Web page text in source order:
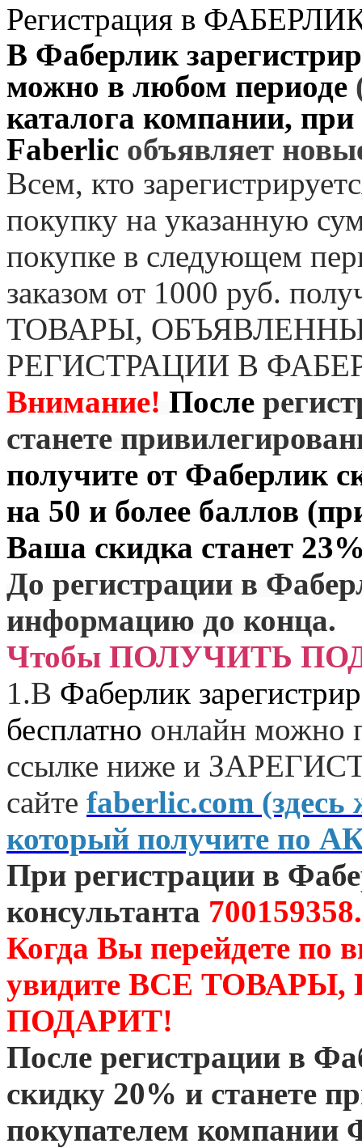
Регистрация в
В Фаберлик
можно в любом периоде
каталога компании,
Faberlic объявляет
Всем, кто
покупку на указанную
покупке в следующем
заказом от 1000 руб.
ТОВАРЫ,
РЕГИСТРАЦИИ В
Внимание! После
станете
получите от Фаберлик
на 50 и более баллов
Ваша скидка станет
До регистрации в
информацию до конца.
Чтобы ПОЛУЧИТЬ
1.В Фаберлик
бесплатно онлайн можно
ссылке ниже и
сайте faberlic.com
который получите по
При регистрации в
консультанта 700159358.
Когда Вы перейдете по
увидите ВСЕ
ПОДАРИТ!
После регистрации в
скидку 20% и станете
покупателем компании